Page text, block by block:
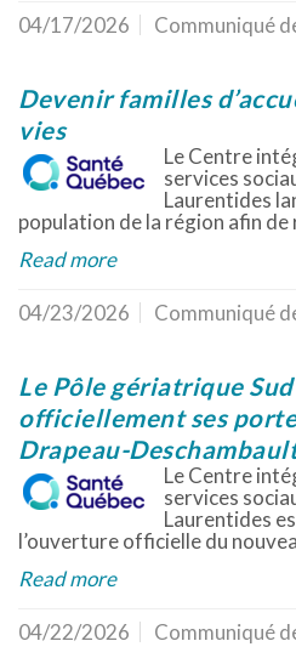
04/17/2026 Communiqué
Devenir familles
vies
Le Centre
services
Laurentides
population de la région afin
Read more
04/23/2026 Communiqué
Le Pôle gériatrique
officiellement ses
Drapeau-
Le Centre
services
Laurentides
l’ouverture officielle du
Read more
04/22/2026 Communiqué